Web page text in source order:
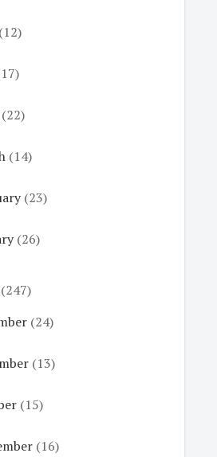
(12)
(22)
(14)
(23)
(26)
(247)
(24)
(13)
(15)
(16)